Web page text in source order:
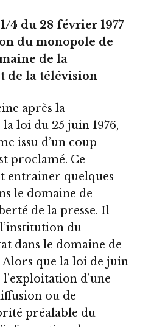
4 du 28 février 1977
du monopole de
de la
de la télévision
après la
loi du 25 juin 1976,
issu d’un coup
proclamé. Ce
entrainer quelques
le domaine de
de la presse. Il
l’institution du
dans le domaine de
que la loi de juin
d’une
ou de
préalable du